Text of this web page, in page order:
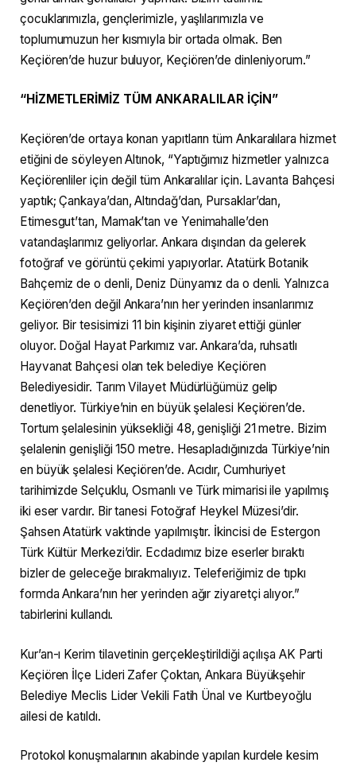
çocuklarımızla, gençlerimizle, yaşlılarımızla ve
toplumumuzun her kısmıyla bir ortada olmak. Ben
Keçiören’de huzur buluyor, Keçiören’de dinleniyorum.”
“HİZMETLERİMİZ TÜM ANKARALILAR İÇİN”
Keçiören’de ortaya konan yapıtların tüm Ankaralılara hizmet
etiğini de söyleyen Altınok, “Yaptığımız hizmetler yalnızca
Keçiörenliler için değil tüm Ankaralılar için. Lavanta Bahçesi
yaptık; Çankaya’dan, Altındağ’dan, Pursaklar’dan,
Etimesgut’tan, Mamak’tan ve Yenimahalle’den
vatandaşlarımız geliyorlar. Ankara dışından da gelerek
fotoğraf ve görüntü çekimi yapıyorlar. Atatürk Botanik
Bahçemiz de o denli, Deniz Dünyamız da o denli. Yalnızca
Keçiören’den değil Ankara’nın her yerinden insanlarımız
geliyor. Bir tesisimizi 11 bin kişinin ziyaret ettiği günler
oluyor. Doğal Hayat Parkımız var. Ankara’da, ruhsatlı
Hayvanat Bahçesi olan tek belediye Keçiören
Belediyesidir. Tarım Vilayet Müdürlüğümüz gelip
denetliyor. Türkiye’nin en büyük şelalesi Keçiören’de.
Tortum şelalesinin yüksekliği 48, genişliği 21 metre. Bizim
şelalenin genişliği 150 metre. Hesapladığınızda Türkiye’nin
en büyük şelalesi Keçiören’de. Acıdır, Cumhuriyet
tarihimizde Selçuklu, Osmanlı ve Türk mimarisi ile yapılmış
iki eser vardır. Bir tanesi Fotoğraf Heykel Müzesi’dir.
Şahsen Atatürk vaktinde yapılmıştır. İkincisi de Estergon
Türk Kültür Merkezi’dir. Ecdadımız bize eserler bıraktı
bizler de geleceğe bırakmalıyız. Teleferiğimiz de tıpkı
formda Ankara’nın her yerinden ağır ziyaretçi alıyor.”
tabirlerini kullandı.
Kur’an-ı Kerim tilavetinin gerçekleştirildiği açılışa AK Parti
Keçiören İlçe Lideri Zafer Çoktan, Ankara Büyükşehir
Belediye Meclis Lider Vekili Fatih Ünal ve Kurtbeyoğlu
ailesi de katıldı.
Protokol konuşmalarının akabinde yapılan kurdele kesim